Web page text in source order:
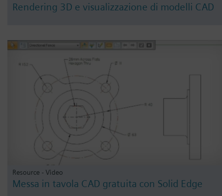
Rendering 3D e visualizzazione di modelli CAD
Resource - Video
Messa in tavola CAD gratuita con Solid Edge